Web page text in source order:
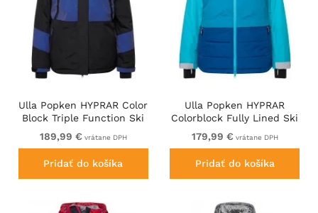
Ulla Popken HYPRAR Color
Block Triple Function Ski
Jacket Black
189,99 € vrátane DPH
Pridať do košíka
Ulla Popken HYPRAR
Colorblock Fully Lined Ski
Jacket Bright Turquoise
179,99 € vrátane DPH
Pridať do košíka